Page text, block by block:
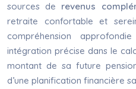
sources de revenus
retraite confortable et
compréhension
intégration précise dans le
montant de sa future
d’une planification financière